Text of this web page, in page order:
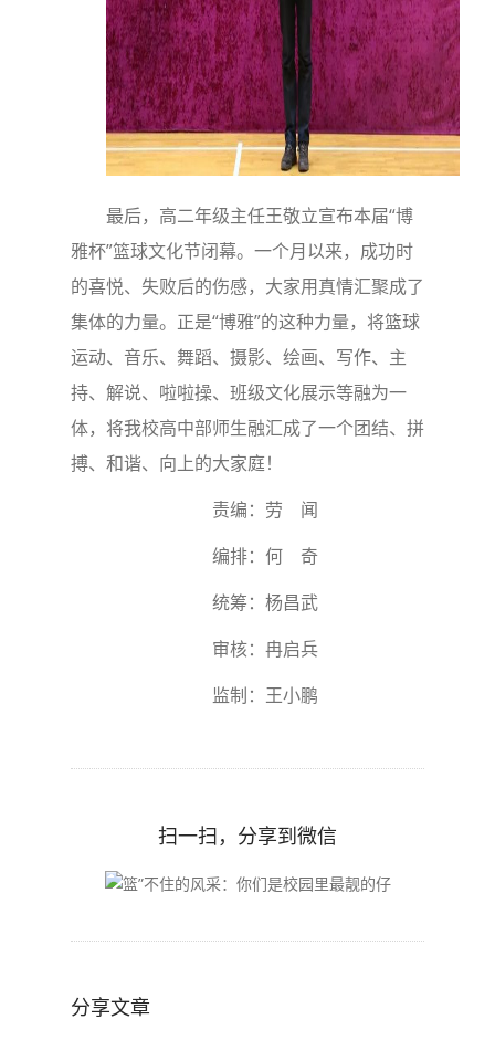
最后，高二年级主任王敬立宣布本届“博
雅杯”篮球文化节闭幕。一个月以来，成功时
的喜悦、失败后的伤感，大家用真情汇聚成了
集体的力量。正是“博雅”的这种力量，将篮球
运动、音乐、舞蹈、摄影、绘画、写作、主
持、解说、啦啦操、班级文化展示等融为一
体，将我校高中部师生融汇成了一个团结、拼
搏、和谐、向上的大家庭！
责编：劳 闻
编排：何 奇
统筹：杨昌武
审核：冉启兵
监制：王小鹏
扫一扫，分享到微信
分享文章